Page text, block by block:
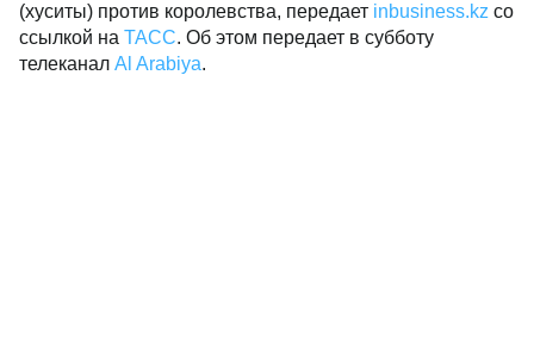
(хуситы) против королевства, передает inbusiness.kz со
ссылкой на ТАСС. Об этом передает в субботу
телеканал Al Arabiya.